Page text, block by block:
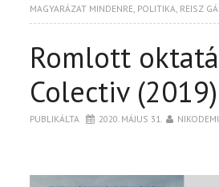
MAGYARÁZAT MINDENRE, POLITIKA, REISZ
Romlott
Colectiv (2019)
PUBLIKÁLTA 2020. MÁJUS 31.